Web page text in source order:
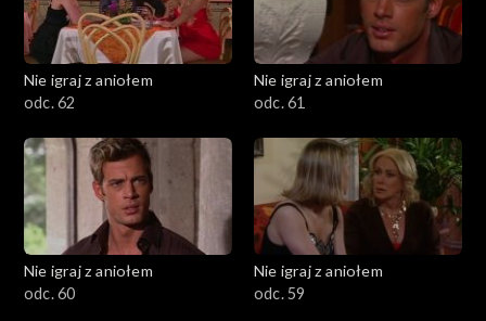
Nie igraj z aniołem
odc. 62
Nie igraj z aniołem
odc. 61
Nie igraj z aniołem
odc. 60
Nie igraj z aniołem
odc. 59